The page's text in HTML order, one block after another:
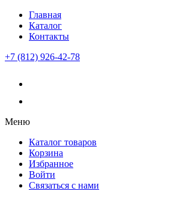
Главная
Каталог
Контакты
+7 (812) 926-42-78
Меню
Каталог товаров
Корзина
Избранное
Войти
Связаться с нами